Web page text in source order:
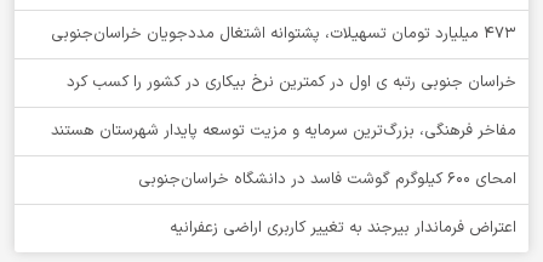
۴۷۳ میلیارد تومان تسهیلات، پشتوانه اشتغال مددجویان خراسان‌جنوبی
خراسان جنوبی رتبه ی اول در کمترین نرخ بیکاری در کشور را کسب کرد
مفاخر فرهنگی، بزرگ‌ترین سرمایه و مزیت توسعه پایدار شهرستان هستند
امحای ۶۰۰ کیلوگرم گوشت فاسد در دانشگاه خراسان‌جنوبی
اعتراض فرماندار بیرجند به تغییر کاربری اراضی زعفرانیه